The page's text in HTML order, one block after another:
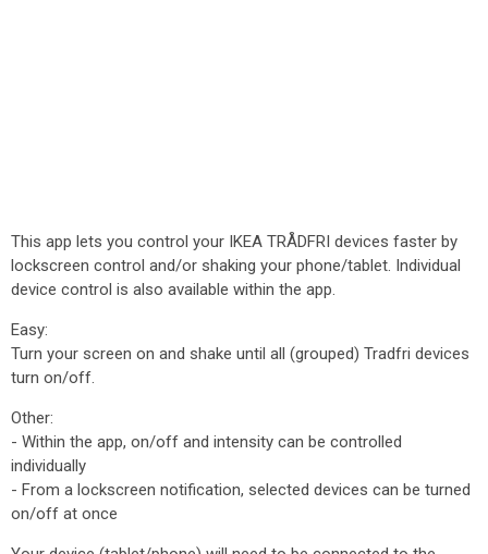
This app lets you control your IKEA TRÅDFRI devices faster by
lockscreen control and/or shaking your phone/tablet. Individual
device control is also available within the app.
Easy:
Turn your screen on and shake until all (grouped) Tradfri devices
turn on/off.
Other:
- Within the app, on/off and intensity can be controlled
individually
- From a lockscreen notification, selected devices can be turned
on/off at once